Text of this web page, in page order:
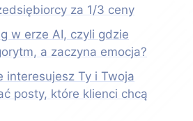
za 1/3 ceny
w erze AI, czyli gdzie
a zaczyna emocja?
interesujesz Ty i Twoja
posty, które klienci chcą